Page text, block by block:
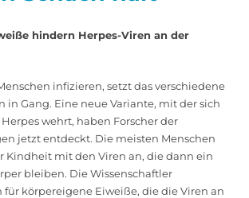
hindern Herpes-Viren an der
infizieren, setzt das verschiedene
in Gang. Eine neue Variante, mit der sich
wehrt, haben Forscher der
jetzt entdeckt. Die meisten Menschen
Kindheit mit den Viren an, die dann ein
bleiben. Die Wissenschaftler
für körpereigene Eiweiße, die die Viren an